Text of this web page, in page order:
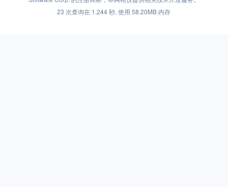
23 次查询在 1.244 秒, 使用 58.20MB 内存